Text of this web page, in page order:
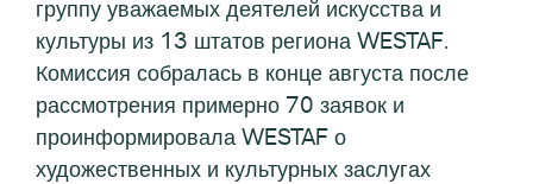
группу уважаемых деятелей искусства и
культуры из 13 штатов региона WESTAF.
Комиссия собралась в конце августа после
рассмотрения примерно 70 заявок и
проинформировала WESTAF о
художественных и культурных заслугах